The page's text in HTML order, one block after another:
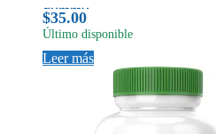
gummy
$35.00
Último disponible
Leer más